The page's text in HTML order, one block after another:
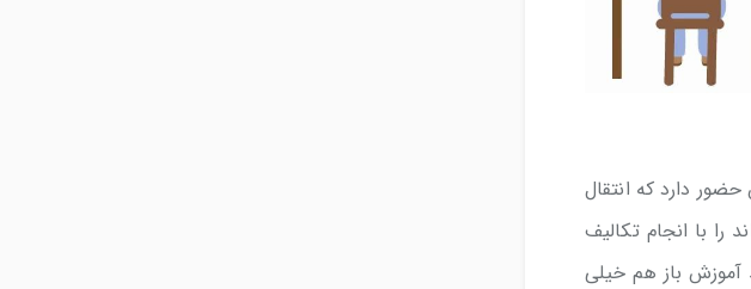
دارد که انتقال
را با انجام تکالیف
آموزش باز هم خیلی